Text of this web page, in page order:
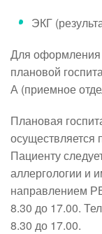
ЭКГ
Для оформления
плановой
А (приемное
Плановая
осуществляется
Пациенту
аллергологии и
направлением
8.30 до 17.00.
8.30 до 17.00.